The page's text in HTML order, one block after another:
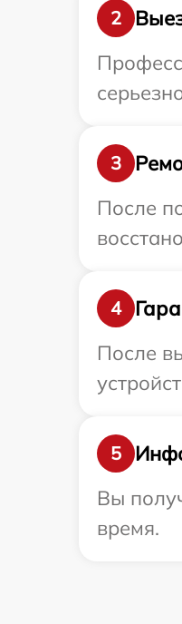
2
3
После
4
После
5
Вы
время.